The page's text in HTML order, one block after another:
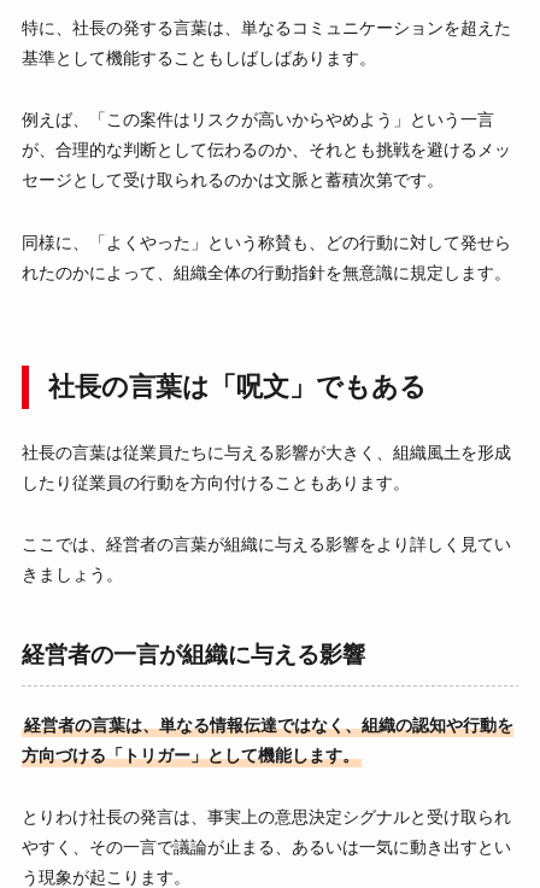
特に、社長の発する言葉は、単なるコミュニケーションを超えた
基準として機能することもしばしばあります。
例えば、「この案件はリスクが高いからやめよう」という一言
が、合理的な判断として伝わるのか、それとも挑戦を避けるメッ
セージとして受け取られるのかは文脈と蓄積次第です。
同様に、「よくやった」という称賛も、どの行動に対して発せら
れたのかによって、組織全体の行動指針を無意識に規定します。
社長の言葉は「呪文」でもある
社長の言葉は従業員たちに与える影響が大きく、組織風土を形成
したり従業員の行動を方向付けることもあります。
ここでは、経営者の言葉が組織に与える影響をより詳しく見てい
きましょう。
経営者の一言が組織に与える影響
経営者の言葉は、単なる情報伝達ではなく、組織の認知や行動を
方向づける「トリガー」として機能します。
とりわけ社長の発言は、事実上の意思決定シグナルと受け取られ
やすく、その一言で議論が止まる、あるいは一気に動き出すとい
う現象が起こります。